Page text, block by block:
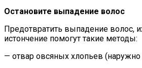
Остановите выпадение волос
Предотвратить выпадение волос,
истончение помогут такие методы:
— отвар овсяных хлопьев (наружно